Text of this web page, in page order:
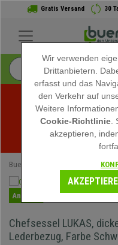
Gratis Versand 30
Rabatte für
Buerostuhlpro
Angebot
Chefsessel LUKAS,
Lederbezug, Farbe
Wir verwenden
Drittanbietern.
erfasst und das
den Verkehr auf
Weitere
Cookie-Richtlinie
akzeptieren,